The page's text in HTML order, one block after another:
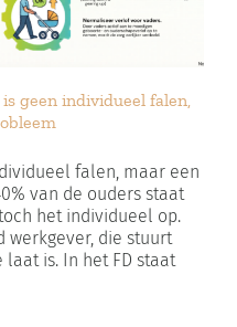
geen individueel falen,
falen, maar een
van de ouders staat
het individueel op.
werkgever, die stuurt
is. In het FD staat